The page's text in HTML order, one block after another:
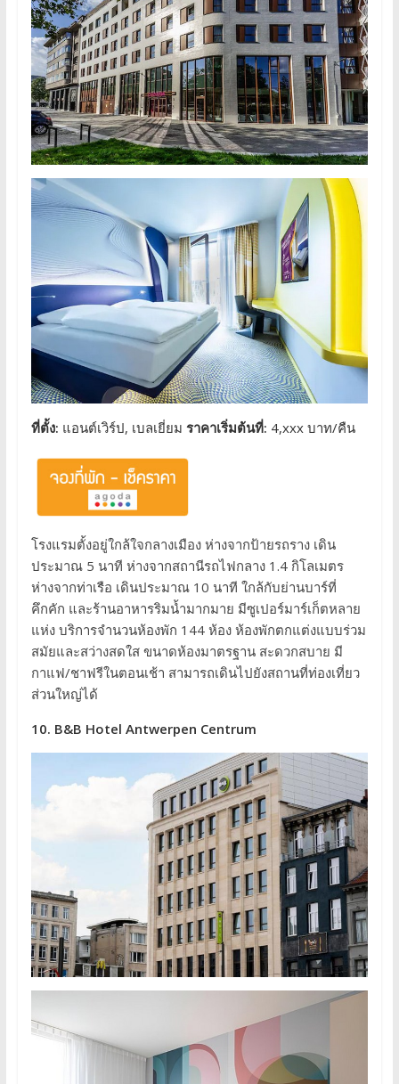
ที่ตั้ง: แอนต์เวิร์ป, เบลเยี่ยม ราคาเริ่มต้นที่: 4,xxx บาท/คืน
โรงแรมตั้งอยู่ใกล้ใจกลางเมือง ห่างจากป้ายรถราง เดิน
ประมาณ 5 นาที ห่างจากสถานีรถไฟกลาง 1.4 กิโลเมตร
ห่างจากท่าเรือ เดินประมาณ 10 นาที ใกล้กับย่านบาร์ที่
คึกคัก และร้านอาหารริมน้ำมากมาย มีซูเปอร์มาร์เก็ตหลาย
แห่ง บริการจำนวนห้องพัก 144 ห้อง ห้องพักตกแต่งแบบร่วม
สมัยและสว่างสดใส ขนาดห้องมาตรฐาน สะดวกสบาย มี
กาแฟ/ชาฟรีในตอนเช้า สามารถเดินไปยังสถานที่ท่องเที่ยว
ส่วนใหญ่ได้
10. B&B Hotel Antwerpen Centrum